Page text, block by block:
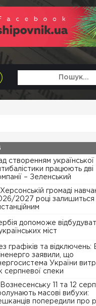
створенням української
працюють дві
– Зеленський
громаді
2027 році залишиться
допоможе
міст
графіків та відключень:
заявили, що
України
серпневої спеки
11 та 12
масові вибухи:
попередили про